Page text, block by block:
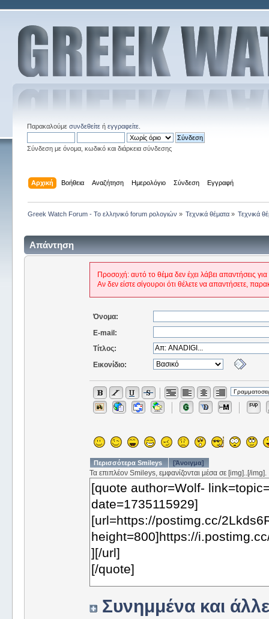
Παρακαλούμε συνδεθείτεή εγγραφείτε.
Σύνδεση με όνομα, κωδικό και διάρκεια σύνδεσης
Αρχική Βοήθεια Αναζήτηση Ημερολόγιο Σύνδεση Εγγραφή
Greek Watch Forum - Το ελληνικό forum ρολογιών » Τεχνικά θέματα » Τεχνικά
Απάντηση
Προσοχή: αυτό το θέμα δεν έχει λάβει απαντήσεις
Αν δεν είστε σίγουροι ότι θέλετε να απαντήσετε,
Όνομα:
E-mail:
Τίτλος:
Εικονίδιο:
Περισσότερα Smileys [Άνοιγμα]
Τα επιπλέον Smileys, εμφανίζονται μέσα σε [img]..[/img].
Συνημμένα και